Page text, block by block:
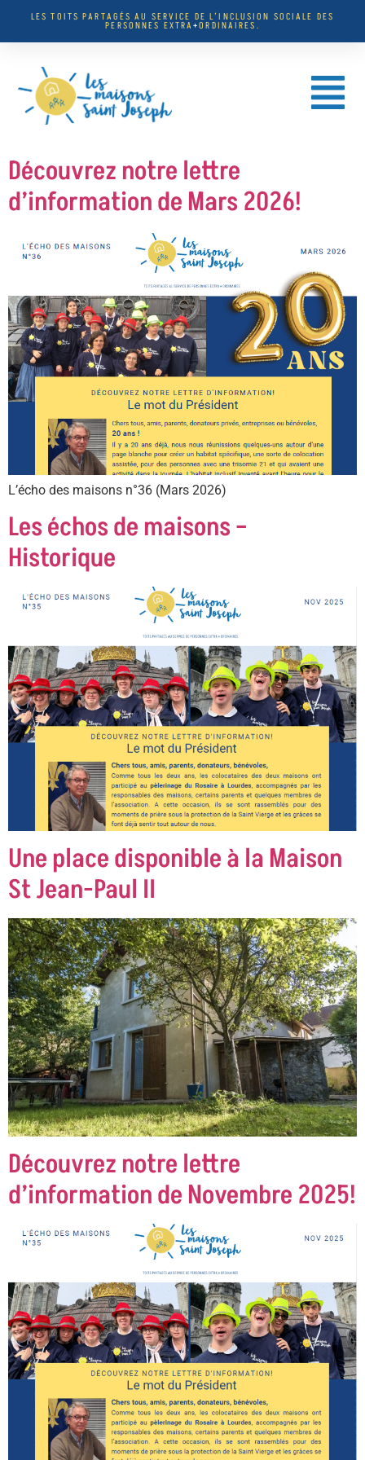
LES TOITS PARTAGÉS AU SERVICE DE L’INCLUSION SOCIALE DES
PERSONNES EXTRA+ORDINAIRES.
Découvrez notre lettre
d’information de Mars 2026!
L’écho des maisons n°36 (Mars 2026)
Les échos de maisons –
Historique
Une place disponible à la Maison
St Jean-Paul II
Découvrez notre lettre
d’information de Novembre 2025!